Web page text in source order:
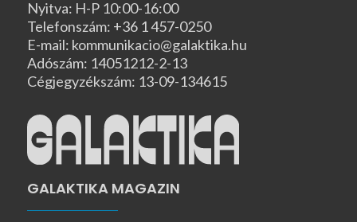
Nyitva: H-P 10:00-16:00
Telefonszám: +36 1 457-0250
E-mail: kommunikacio@galaktika.hu
Adószám: 14051212-2-13
Cégjegyzékszám: 13-09-134615
GALAKTIKA MAGAZIN